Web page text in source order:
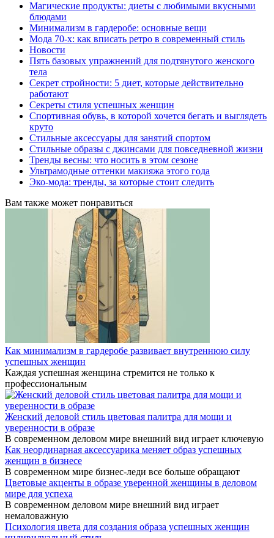
Магические продукты: диеты с любимыми вкусными
блюдами
Минимализм в гардеробе: основные вещи
Мода 70-х: как вписать ретро в современный стиль
Новости
Пять базовых упражнений для подтянутого женского
тела
Секрет стройности: 5 диет, которые действительно
работают
Секреты стиля успешных женщин
Спортивная обувь, в которой хочется бегать и выглядеть
круто
Стильные аксессуары для занятий спортом
Стильные образы с джинсами для повседневной жизни
Тренды весны: что носить в этом сезоне
Ультрамодные оттенки макияжа этого года
Эко-мода: тренды, за которые стоит следить
Вам также может понравиться
Как минимализм в гардеробе развивает внутреннюю силу
успешных женщин
Каждая успешная женщина стремится не только к
профессиональным
Женский деловой стиль цветовая палитра для мощи и
уверенности в образе
В современном деловом мире внешний вид играет ключевую
Как неординарная аксессуарика меняет образ успешных
женщин в бизнесе
В современном мире бизнес-леди все больше обращают
Цветовые акценты в образе уверенной женщины в деловом
мире для успеха
В современном деловом мире внешний вид играет
немаловажную
Психология цвета для создания образа успешных женщин